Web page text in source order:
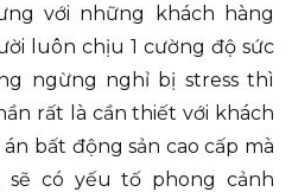
với những khách hàng
luôn chịu 1 cường độ sức
ngừng nghỉ bị stress thì
rất là cần thiết với khách
bất động sản cao cấp mà
sẽ có yếu tố phong cảnh